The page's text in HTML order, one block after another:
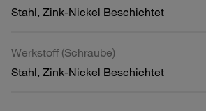
Stahl, Zink-Nickel Beschichtet
Werkstoff (Schraube)
Stahl, Zink-Nickel Beschichtet